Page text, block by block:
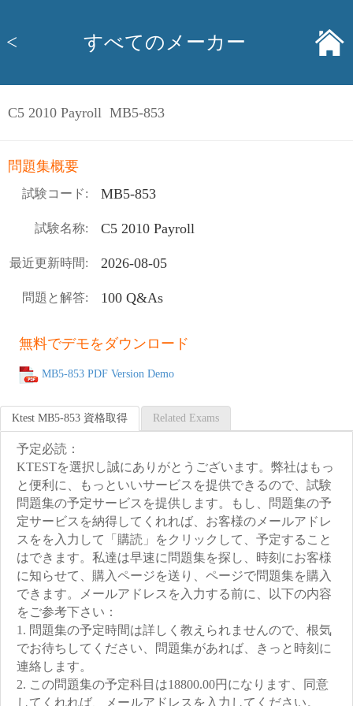
< すべてのメーカー
C5 2010 Payroll MB5-853
問題集概要
試験コード: MB5-853
試験名称: C5 2010 Payroll
最近更新時間: 2026-08-05
問題と解答: 100 Q&As
無料でデモをダウンロード
MB5-853 PDF Version Demo
Ktest MB5-853 資格取得 Related Exams
予定必読：
KTESTを選択し誠にありがとうございます。弊社はもっ
と便利に、もっといいサービスを提供できるので、試験
問題集の予定サービスを提供します。もし、問題集の予
定サービスを納得してくれれば、お客様のメールアドレ
スをを入力して「購読」をクリックして、予定すること
はできます。私達は早速に問題集を探し、時刻にお客様
に知らせて、購入ページを送り、ページで問題集を購入
できます。メールアドレスを入力する前に、以下の内容
をご参考下さい：
1. 問題集の予定時間は詳しく教えられませんので、根気
でお待ちしてください、問題集があれば、きっと時刻に
連絡します。
2. この問題集の予定科目は18800.00円になります、同意
してくれれば、メールアドレスを入力してください。